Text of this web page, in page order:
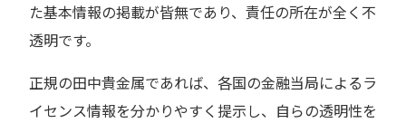
た基本情報の掲載が皆無であり、責任の所在が全く不
透明です。
正規の田中貴金属であれば、各国の金融当局によるラ
イセンス情報を分かりやすく提示し、自らの透明性を